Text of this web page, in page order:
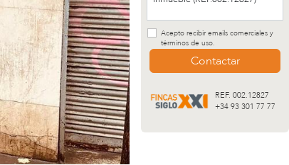
Acepto recibir emails comerciales y
términos de uso.
Contactar
REF. 002.12827
+34 93 301 77 77